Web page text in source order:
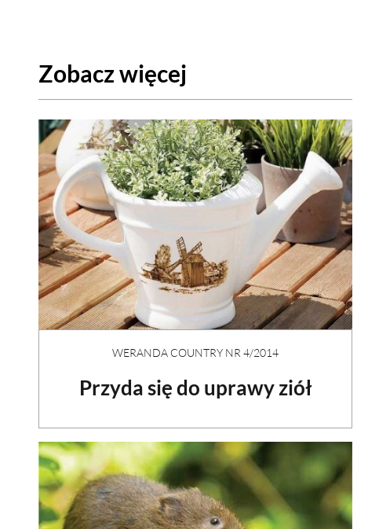
Zobacz więcej
WERANDA COUNTRY NR 4/2014
Przyda się do uprawy ziół